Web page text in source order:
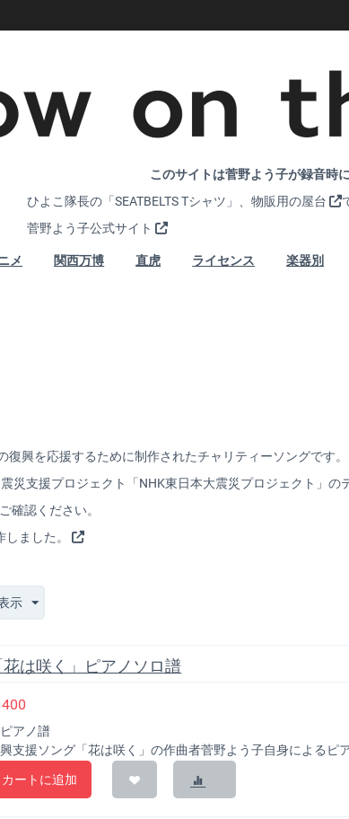
このサイトは菅野よう子が録音時
ひよこ隊長の「SEATBELTS Tシャツ」、 物販用の屋台
菅野よう子公式サイト
メ 関西万博 直虎 ライセンス 楽器別
興を応援するために制作されたチャリティーソングです。
災支援プロジェクト「NHK東日本大震災プロジェクト」の
確認ください。
ました。
示
花は咲く」ピアノソロ譜
400
アノ譜
支援ソング「花は咲く」の作曲者菅野よう子自身によるピ
カートに追加